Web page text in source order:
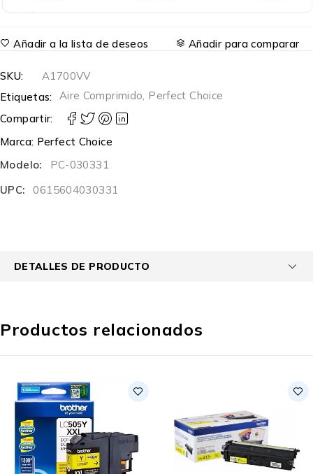
Añadir a la lista de deseos Añadir para comparar
SKU:
A1700VV
Etiquetas: Aire Comprimido, Perfect Choice
Compartir:
Marca: Perfect Choice
Modelo:
PC-030331
UPC:
0615604030331
DETALLES DE PRODUCTO
Productos relacionados